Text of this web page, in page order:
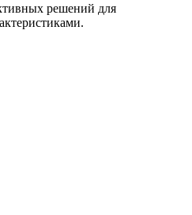
решений для